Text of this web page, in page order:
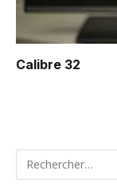
Calibre 32